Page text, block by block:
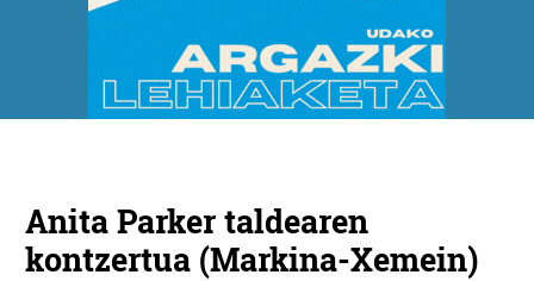
Anita Parker taldearen
kontzertua (Markina-Xemein)